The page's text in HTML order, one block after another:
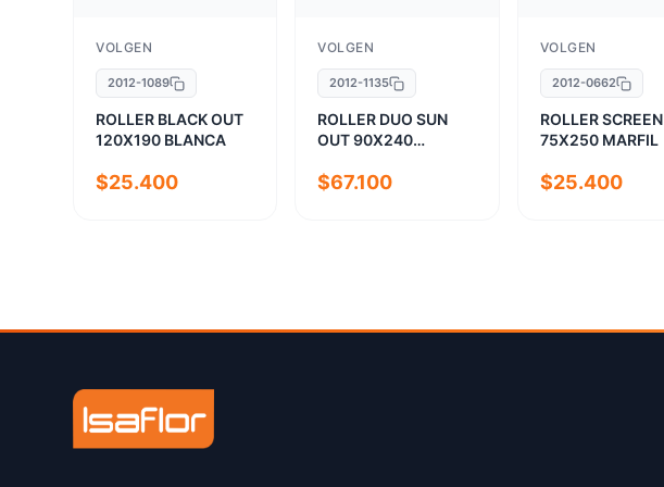
VOLGEN
2012-1089
ROLLER BLACK OUT
120X190 BLANCA
$25.400
VOLGEN
2012-1135
ROLLER DUO SUN
OUT 90X240
$67.100
VOLGEN
2012-0662
ROLLER SCREEN
75X250 MARFIL
$25.400